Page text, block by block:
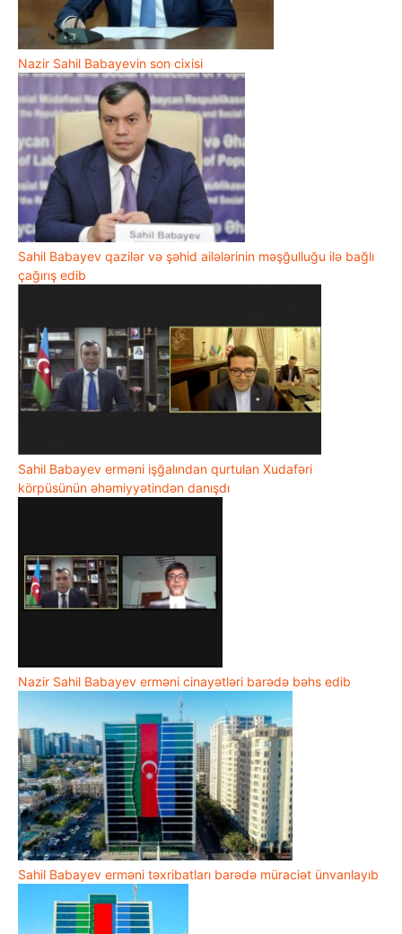
Nazir Sahil Babayevin son cixisi
Sahil Babayev qazilər və şəhid ailələrinin məşğulluğu ilə bağlı
çağırış edib
Sahil Babayev erməni işğalından qurtulan Xudafəri
körpüsünün əhəmiyyətindən danışdı
Nazir Sahil Babayev erməni cinayətləri barədə bəhs edib
Sahil Babayev erməni təxribatları barədə müraciət ünvanlayıb